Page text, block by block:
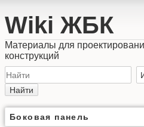
Wiki ЖБК
Материалы для
конструкций
Найти
Боковая панель